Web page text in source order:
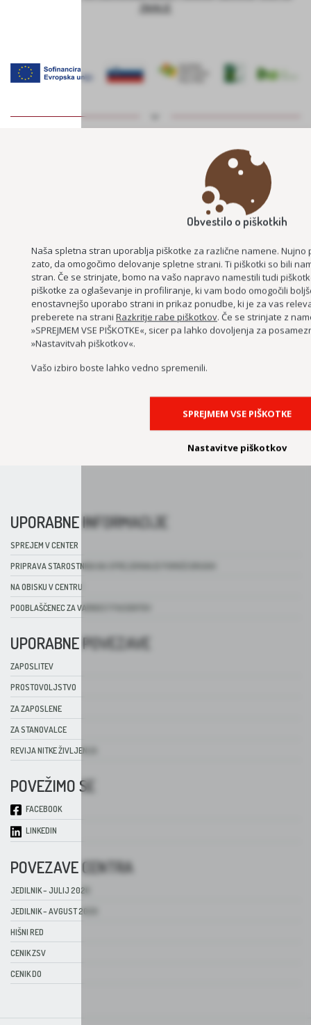
ZNANJE
PODPORA PODJETJEM ZA PODALJŠEVANJE DELOVNE AKTIVNOSTI –
PROJEKT ASI+
ZDRAVSTVENO NEGOVALNA ENOTA
UPORABNE INFORMACIJE
SPREJEM V CENTER
PRIPRAVA STAROSTNIKA NA SPREJEMANJE POMOČI DRUGIH
NA OBISKU V CENTRU
POOBLAŠČENEC ZA VARNOST PACIENTOV
UPORABNE POVEZAVE
ZAPOSLITEV
PROSTOVOLJSTVO
ZA ZAPOSLENE
ZA STANOVALCE
REVIJA NITKE ŽIVLJENJA
POVEŽIMO SE
FACEBOOK
LINKEDIN
POVEZAVE CENTRA
JEDILNIK – JULIJ 2026
JEDILNIK – AVGUST 2026
HIŠNI RED
CENIK ZSV
CENIK DO
Obvestilo o piškotkih
Naša spletna stran uporablja piškotke za različne namene.
zato, da omogočimo delovanje spletne strani. Ti piškotki so bili
stran. Če se strinjate, bomo na vašo napravo namestili tudi
piškotke za oglaševanje in profiliranje, ki vam bodo omogočili
enostavnejšo uporabo strani in prikaz ponudbe, ki je za vas
preberete na strani Razkritje rabe piškotkov. Če se strinjate z
»SPREJMEM VSE PIŠKOTKE«, sicer pa lahko dovoljenja za
»Nastavitvah piškotkov«.
Vašo izbiro boste lahko vedno spremenili.
SPREJMEM VSE PIŠKOTKE
Nastavitve piškotkov